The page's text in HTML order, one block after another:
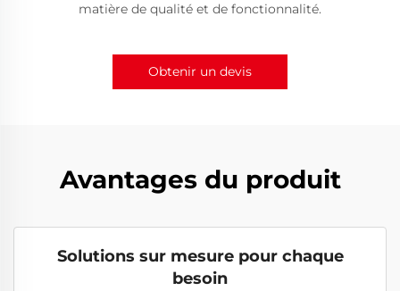
matière de qualité et de fonctionnalité.
Obtenir un devis
Avantages du produit
Solutions sur mesure pour chaque
besoin